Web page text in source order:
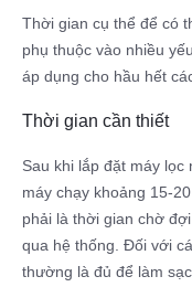
Thời gian cụ thể để có
phụ thuộc vào nhiều
áp dụng cho hầu hết
Thời gian cần thiết
Sau khi lắp đặt máy
máy chạy khoảng 15-
phải là thời gian chờ
qua hệ thống. Đối với
thường là đủ để làm